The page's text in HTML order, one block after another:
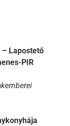
Lapostető
PIR